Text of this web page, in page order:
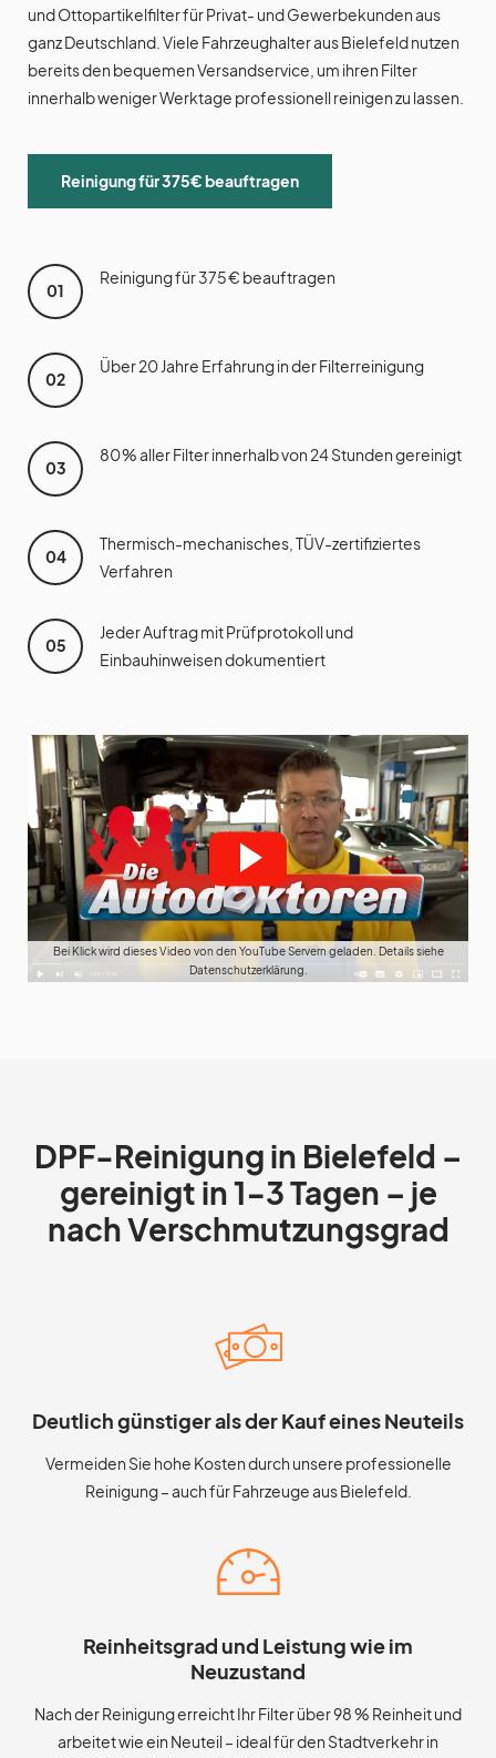
und Ottopartikelfilter für Privat- und Gewerbekunden aus
ganz Deutschland. Viele Fahrzeughalter aus Bielefeld nutzen
bereits den bequemen Versandservice, um ihren Filter
innerhalb weniger Werktage professionell reinigen zu lassen.
Reinigung für 375€ beauftragen
01
Reinigung für 375 € beauftragen
02
Über 20 Jahre Erfahrung in der Filterreinigung
03
80 % aller Filter innerhalb von 24 Stunden gereinigt
04
Thermisch-mechanisches, TÜV-zertifiziertes
Verfahren
05
Jeder Auftrag mit Prüfprotokoll und
Einbauhinweisen dokumentiert
Bei Klick wird dieses Video von den YouTube Servern geladen. Details siehe
Datenschutzerklärung.
DPF-Reinigung in Bielefeld –
gereinigt in 1-3 Tagen – je
nach Verschmutzungsgrad
Deutlich günstiger als der Kauf eines Neuteils
Vermeiden Sie hohe Kosten durch unsere professionelle
Reinigung – auch für Fahrzeuge aus Bielefeld.
Reinheitsgrad und Leistung wie im
Neuzustand
Nach der Reinigung erreicht Ihr Filter über 98 % Reinheit und
arbeitet wie ein Neuteil – ideal für den Stadtverkehr in